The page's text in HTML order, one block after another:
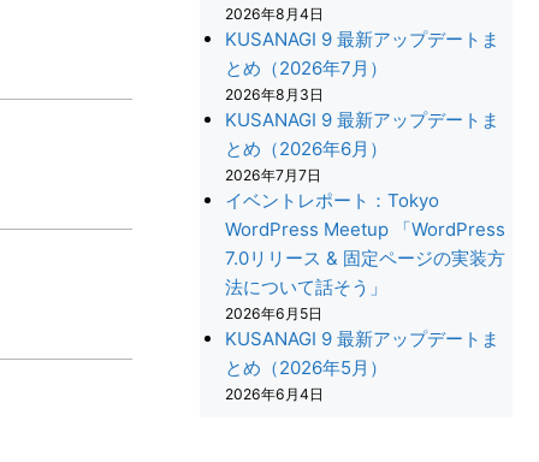
2026年8月4日
KUSANAGI 9 最新アップデートま
とめ（2026年7月）
2026年8月3日
KUSANAGI 9 最新アップデートま
とめ（2026年6月）
2026年7月7日
イベントレポート：Tokyo
WordPress Meetup 「WordPress
7.0リリース & 固定ページの実装方
法について話そう」
2026年6月5日
KUSANAGI 9 最新アップデートま
とめ（2026年5月）
2026年6月4日